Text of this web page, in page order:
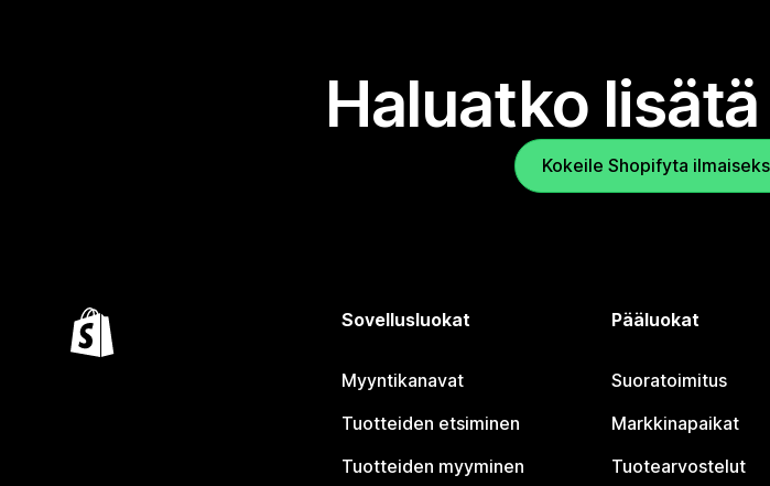
Haluatko
Kokeile Shopifyta
Sovellusluokat
Myyntikanavat
Tuotteiden etsiminen
Tuotteiden myyminen
Pääluokat
Suoratoimitus
Markkinapaikat
Tuotearvostelut